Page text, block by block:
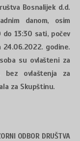
Bosnalijek d.d.
danom, osim
13:30 sati, počev
godine.
su ovlašteni za
bez ovlaštenja za
za Skupštinu.
ODBOR DRUŠTVA